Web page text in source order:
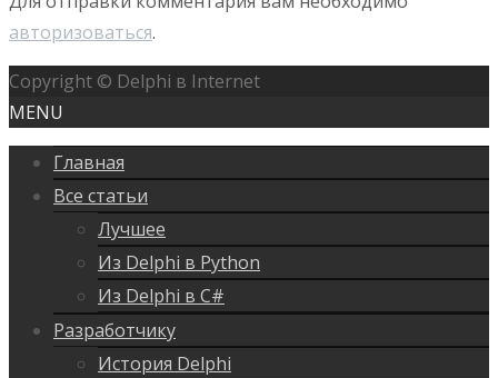
авторизоваться.
Copyright © Delphi в Internet
MENU
Главная
Все статьи
Лучшее
Из Delphi в Python
Из Delphi в C#
Разработчику
История Delphi